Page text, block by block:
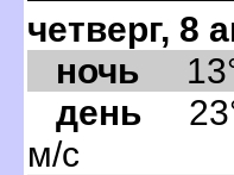
четверг, 8
ночь
день
м/с